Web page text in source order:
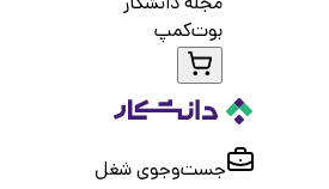
بوت‌کمپ
جست‌و‌جوی شغل